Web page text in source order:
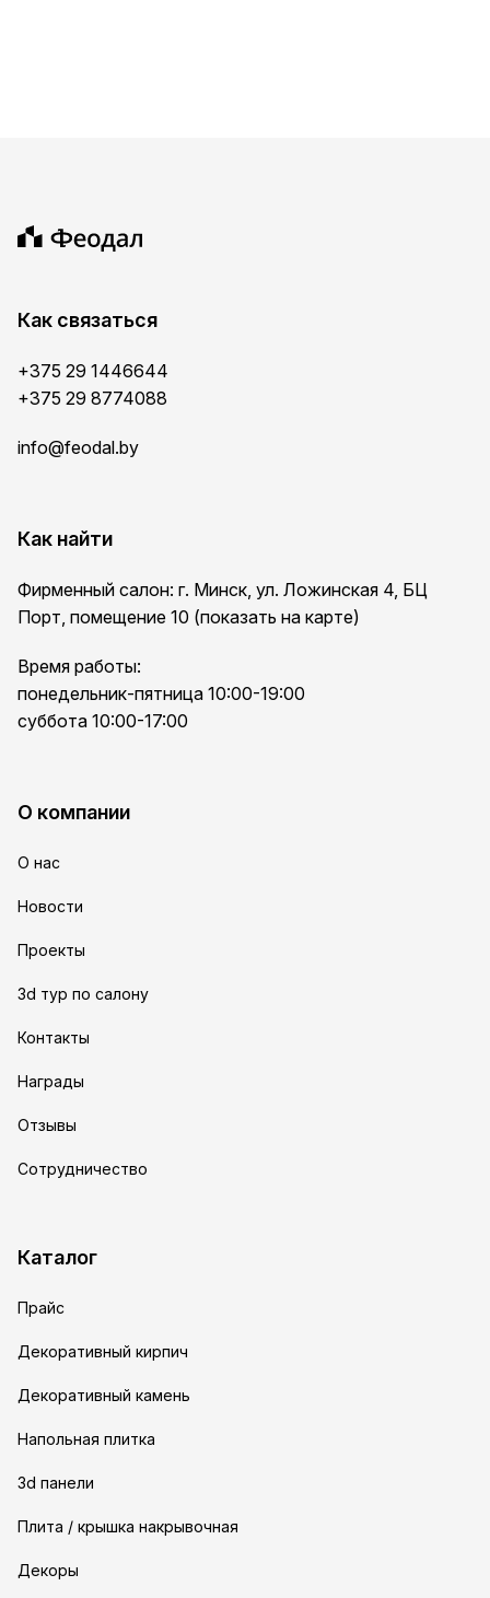
Как связаться
+375 29 1446644
+375 29 8774088
info@feodal.by
Как найти
Фирменный салон: г. Минск, ул. Ложинская 4, БЦ
Порт, помещение 10 (показать на карте)
Время работы:
понедельник-пятница 10:00-19:00
суббота 10:00-17:00
О компании
О нас
Новости
Проекты
3d тур по салону
Контакты
Награды
Отзывы
Сотрудничество
Каталог
Прайс
Декоративный кирпич
Декоративный камень
Напольная плитка
3d панели
Плита / крышка накрывочная
Декоры